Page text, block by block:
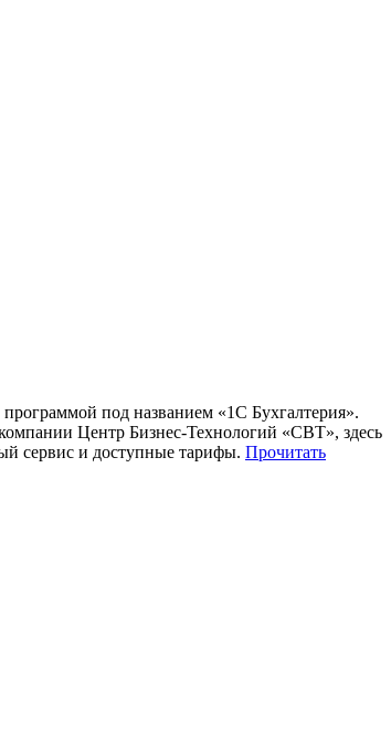
под названием «1С Бухгалтерия».
Центр Бизнес-Технологий «CBT», здесь
сервис и доступные тарифы. Прочитать